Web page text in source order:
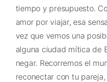
tiempo y presupuesto.
amor por viajar, esa
vez que vemos una
alguna ciudad mítica de
negar. Recorremos el
reconectar con tu